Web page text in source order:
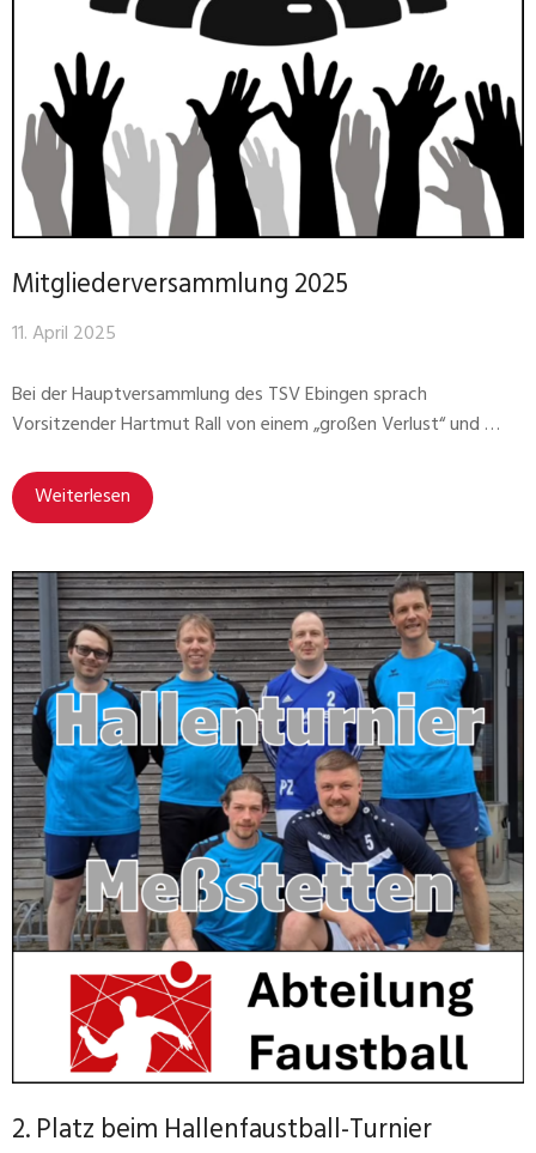
Mitgliederversammlung 2025
11. April 2025
Bei der Hauptversammlung des TSV Ebingen sprach
Vorsitzender Hartmut Rall von einem „großen Verlust“ und …
Weiterlesen
2. Platz beim Hallenfaustball-Turnier